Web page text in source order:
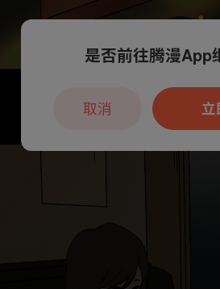
本章节仅支持App阅读，
户7天免费看
是否前往腾漫App
立
取消